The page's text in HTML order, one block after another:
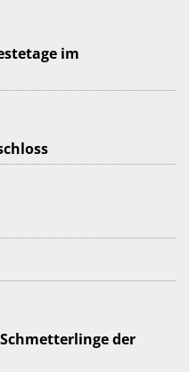
im
der